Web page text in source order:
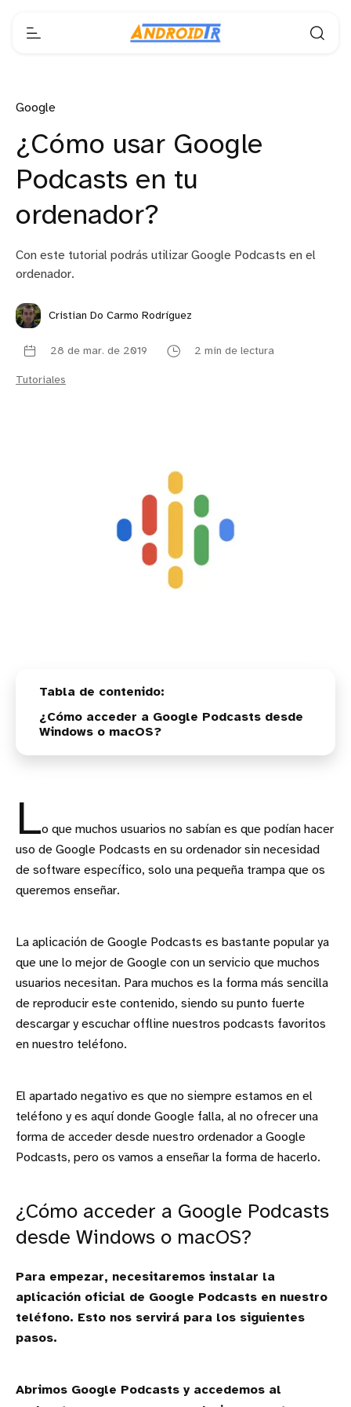
Google
¿Cómo usar Google
Podcasts en tu
ordenador?
Con este tutorial podrás utilizar Google Podcasts en el
ordenador.
Cristian Do Carmo Rodríguez
28 de mar. de 2019 2 min de lectura
Tutoriales
¿Cómo acceder a Google Podcasts desde
Windows o macOS?
Lo que muchos usuarios no sabían es que podían hacer
uso de Google Podcasts en su ordenador sin necesidad
de software específico, solo una pequeña trampa que os
queremos enseñar.
La aplicación de Google Podcasts es bastante popular ya
que une lo mejor de Google con un servicio que muchos
usuarios necesitan. Para muchos es la forma más sencilla
de reproducir este contenido, siendo su punto fuerte
descargar y escuchar offline nuestros podcasts favoritos
en nuestro teléfono.
El apartado negativo es que no siempre estamos en el
teléfono y es aquí donde Google falla, al no ofrecer una
forma de acceder desde nuestro ordenador a Google
Podcasts, pero os vamos a enseñar la forma de hacerlo.
¿Cómo acceder a Google Podcasts
desde Windows o macOS?
Para empezar, necesitaremos instalar la
aplicación oficial de Google Podcasts en nuestro
teléfono. Esto nos servirá para los siguientes
pasos.
Abrimos Google Podcasts y accedemos al